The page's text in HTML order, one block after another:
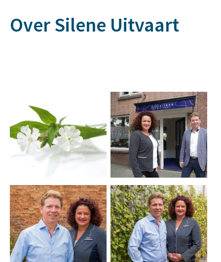
Over Silene Uitvaart